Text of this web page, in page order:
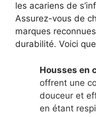
les acariens de
Assurez-vous de
marques
durabilité. Voici
Housses en
offrent une
douceur et
en étant